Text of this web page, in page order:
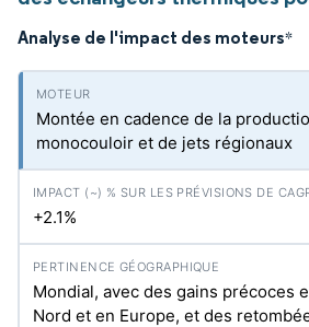
Analyse de l'impact des moteurs*
Montée en cadence de la
monocouloir et de jets régionaux
+2.1%
Mondial, avec des gains précoces
Nord et en Europe, et des